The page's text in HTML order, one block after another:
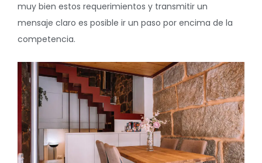
muy bien estos requerimientos y transmitir un
mensaje claro es posible ir un paso por encima de la
competencia.